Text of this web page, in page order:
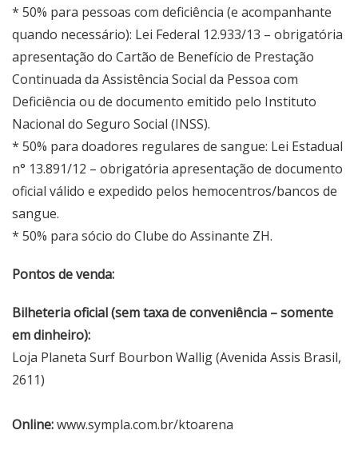
* 50% para pessoas com deficiência (e acompanhante
quando necessário): Lei Federal 12.933/13 – obrigatória
apresentação do Cartão de Benefício de Prestação
Continuada da Assistência Social da Pessoa com
Deficiência ou de documento emitido pelo Instituto
Nacional do Seguro Social (INSS).
* 50% para doadores regulares de sangue: Lei Estadual
n° 13.891/12 – obrigatória apresentação de documento
oficial válido e expedido pelos hemocentros/bancos de
sangue.
* 50% para sócio do Clube do Assinante ZH.
Pontos de venda:
Bilheteria oficial (sem taxa de conveniência – somente
em dinheiro):
Loja Planeta Surf Bourbon Wallig (Avenida Assis Brasil,
2611)
Online:www.sympla.com.br/ktoarena